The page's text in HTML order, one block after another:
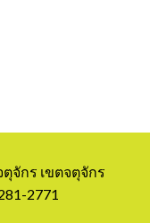
จักร เขตจตุจักร
2771